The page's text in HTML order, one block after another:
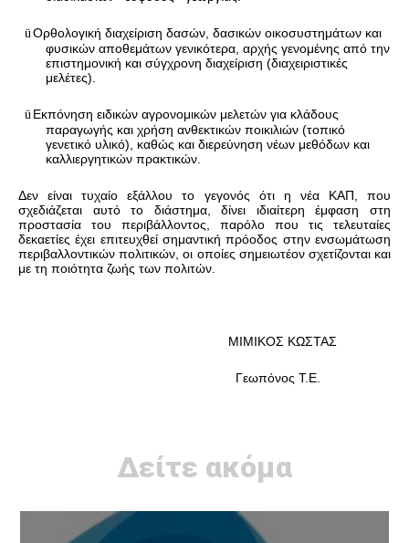
ü Ορθολογική διαχείριση δασών, δασικών οικοσυστημάτων και
φυσικών αποθεμάτων γενικότερα, αρχής γενομένης από την
επιστημονική και σύγχρονη διαχείριση (διαχειριστικές
μελέτες).
ü Εκπόνηση ειδικών αγρονομικών μελετών για κλάδους
παραγωγής και χρήση ανθεκτικών ποικιλιών (τοπικό
γενετικό υλικό), καθώς και διερεύνηση νέων μεθόδων και
καλλιεργητικών πρακτικών.
Δεν είναι τυχαίο εξάλλου το γεγονός ότι η νέα ΚΑΠ, που
σχεδιάζεται αυτό το διάστημα, δίνει ιδιαίτερη έμφαση στη
προστασία του περιβάλλοντος, παρόλο που τις τελευταίες
δεκαετίες έχει επιτευχθεί σημαντική πρόοδος στην ενσωμάτωση
περιβαλλοντικών πολιτικών, οι οποίες σημειωτέον σχετίζονται και
με τη ποιότητα ζωής των πολιτών.
ΜΙΜΙΚΟΣ ΚΩΣΤΑΣ
Γεωπόνος Τ.Ε.
Δείτε ακόμα